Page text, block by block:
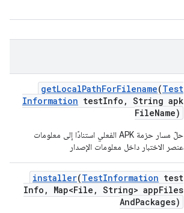
getLocalPathForFilename(Test
Information testInfo , String apk
FileName)
حلّ مسار حزمة APK الفعلي استنادًا إلى معلومات
عنصر الاختبار داخل معلومات الإصدار
installer(TestInformation test
Info , Map<File , String> appFiles
AndPackages)